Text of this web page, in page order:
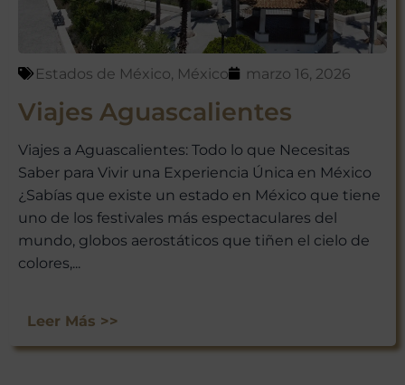
Estados de México, México marzo 16, 2026
Viajes Aguascalientes
Viajes a Aguascalientes: Todo lo que Necesitas
Saber para Vivir una Experiencia Única en México
¿Sabías que existe un estado en México que tiene
uno de los festivales más espectaculares del
mundo, globos aerostáticos que tiñen el cielo de
colores,...
Leer Más >>